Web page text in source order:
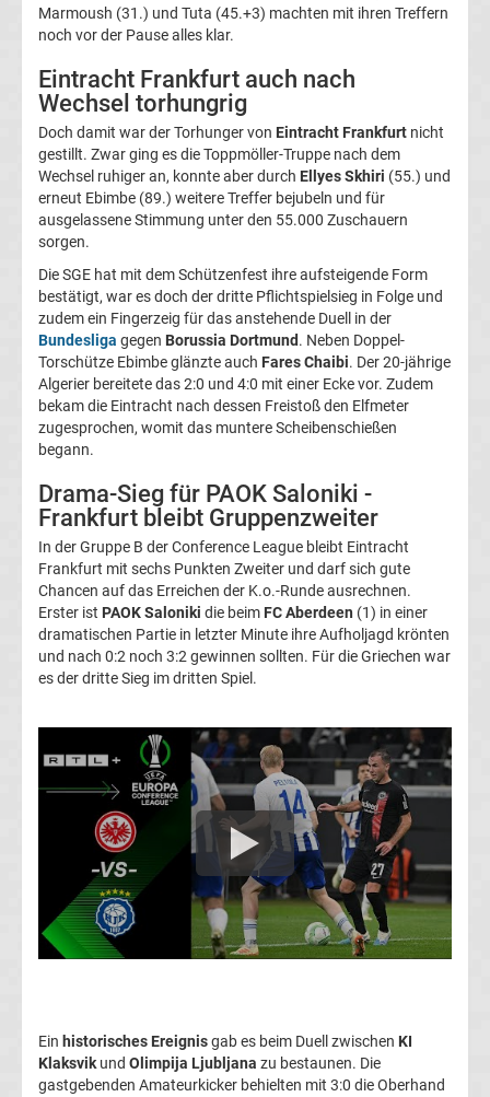
La
Liga
Serie
A
Türk.
Süper
Lig
Internat.
UEFA
Youth
League
Fußball
Fußball
Frauenfußball
Amateurfußball
Transferticker
Marmoush (31.) und Tuta (45.+3) machten mit ihren Treffern
noch vor der Pause alles klar.
Eintracht Frankfurt auch nach
Wechsel torhungrig
Doch damit war der Torhunger von Eintracht Frankfurt nicht
gestillt. Zwar ging es die Toppmöller-Truppe nach dem
Wechsel ruhiger an, konnte aber durch Ellyes Skhiri (55.) und
erneut Ebimbe (89.) weitere Treffer bejubeln und für
ausgelassene Stimmung unter den 55.000 Zuschauern
sorgen.
Die SGE hat mit dem Schützenfest ihre aufsteigende Form
bestätigt, war es doch der dritte Pflichtspielsieg in Folge und
zudem ein Fingerzeig für das anstehende Duell in der
Bundesliga gegen Borussia Dortmund. Neben Doppel-
Torschütze Ebimbe glänzte auch Fares Chaibi. Der 20-jährige
Algerier bereitete das 2:0 und 4:0 mit einer Ecke vor. Zudem
bekam die Eintracht nach dessen Freistoß den Elfmeter
zugesprochen, womit das muntere Scheibenschießen
begann.
Drama-Sieg für PAOK Saloniki -
Frankfurt bleibt Gruppenzweiter
In der Gruppe B der Conference League bleibt Eintracht
Frankfurt mit sechs Punkten Zweiter und darf sich gute
Chancen auf das Erreichen der K.o.-Runde ausrechnen.
Erster ist PAOK Saloniki die beim FC Aberdeen (1) in einer
dramatischen Partie in letzter Minute ihre Aufholjagd krönten
und nach 0:2 noch 3:2 gewinnen sollten. Für die Griechen war
es der dritte Sieg im dritten Spiel.
Ein historisches Ereignisgab es beim Duell zwischen KI
Klaksvikund Olimpija Ljubljana zu bestaunen. Die
gastgebenden Amateurkicker behielten mit 3:0 die Oberhand